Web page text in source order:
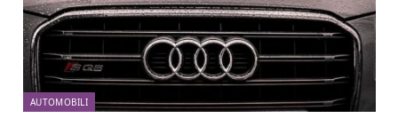
AUTOMOBILI